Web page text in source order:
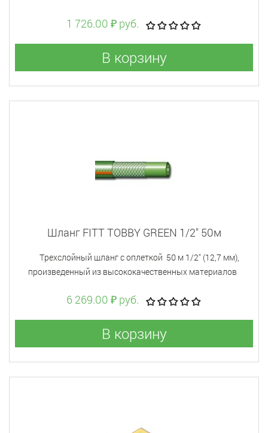
1 726.00 ₽ руб.
В корзину
Шланг FITT TOBBY GREEN 1/2" 50м
Tрехслойный шланг с оплеткой 50 м 1/2" (12,7 мм),
произведенный из высококачественных материалов
6 269.00 ₽ руб.
В корзину